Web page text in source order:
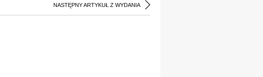
NASTĘPNY ARTYKUŁ Z WYDANIA